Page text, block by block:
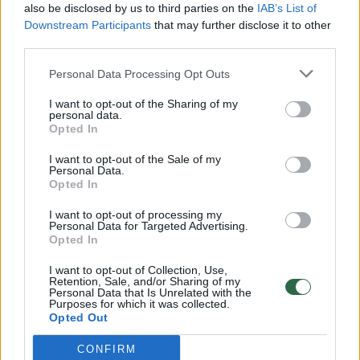
also be disclosed by us to third parties on the IAB’s List of
Downstream Participants that may further disclose it to other
Personal Data Processing Opt Outs
I want to opt-out of the Sharing of my
personal data.
Opted In
I want to opt-out of the Sale of my
Personal Data.
Opted In
I want to opt-out of processing my
Personal Data for Targeted Advertising.
Opted In
I want to opt-out of Collection, Use,
Retention, Sale, and/or Sharing of my
Personal Data that Is Unrelated with the
Purposes for which it was collected.
Opted Out
CONFIRM
Lietuvos diena
Savaitės vidurys nusimato karštas: temperatūra kils iki
Žinios | Orai
00:00:59
Nufilmavo, kaip patvino Vilniaus Vakarinis aplinkkelis:
vaizdas pribloškia
Žinios | Lietuvos diena
V. Zalužno pasisakymą laiko bandymu įsitvirtinti
Ukrainos politikoje: jis yra neteisus
Laidos | Nauja diena